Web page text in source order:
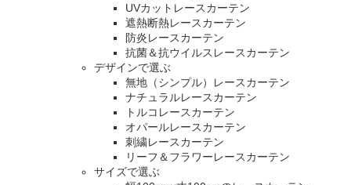
UVカットレースカーテン
遮熱断熱レースカーテン
防炎レースカーテン
抗菌＆抗ウイルスレースカーテン
デザインで選ぶ
無地（シンプル）レースカーテン
ナチュラルレースカーテン
トルコレースカーテン
オパールレースカーテン
刺繍レースカーテン
リーフ＆フラワーレースカーテン
サイズで選ぶ